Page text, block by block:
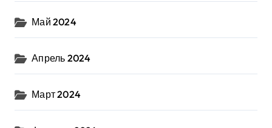
Май 2024
Апрель 2024
Март 2024